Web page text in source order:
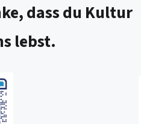
du Kultur
lebst.